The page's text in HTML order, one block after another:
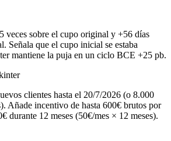
veces sobre el cupo original y +56 días
Señala que el cupo inicial se estaba
mantiene la puja en un ciclo BCE +25 pb.
clientes hasta el 20/7/2026 (o 8.000
Añade incentivo de hasta 600€ brutos por
durante 12 meses (50€/mes × 12 meses).